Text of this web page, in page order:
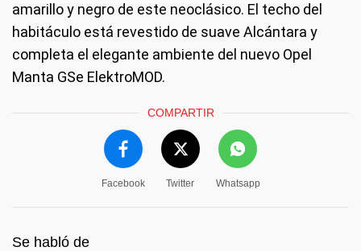
amarillo y negro de este neoclásico. El techo del
habitáculo está revestido de suave Alcántara y
completa el elegante ambiente del nuevo Opel
Manta GSe ElektroMOD.
COMPARTIR
Facebook Twitter Whatsapp
Se habló de